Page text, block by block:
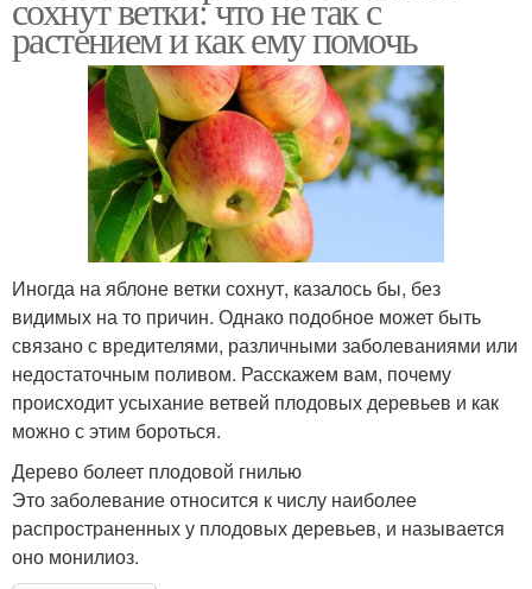
сохнут ветки: что не так с
растением и как ему помочь
Иногда на яблоне ветки сохнут, казалось бы, без
видимых на то причин. Однако подобное может быть
связано с вредителями, различными заболеваниями или
недостаточным поливом. Расскажем вам, почему
происходит усыхание ветвей плодовых деревьев и как
можно с этим бороться.
Дерево болеет плодовой гнилью
Это заболевание относится к числу наиболее
распространенных у плодовых деревьев, и называется
оно монилиоз.